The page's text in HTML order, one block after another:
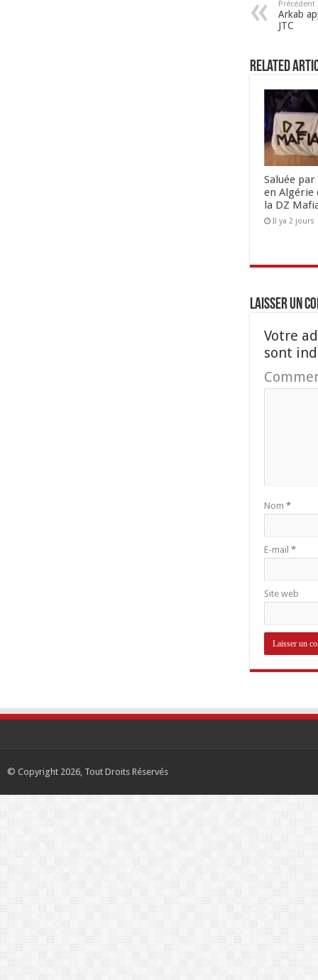
Précédent
Arkab
JTC
Related
Saluée
en Algérie
la DZ
Il ya 2 jours
Laisser un
Votre
sont
Nom *
E-mail *
Site web
© Copyright 2026, Tout Droits Réservés